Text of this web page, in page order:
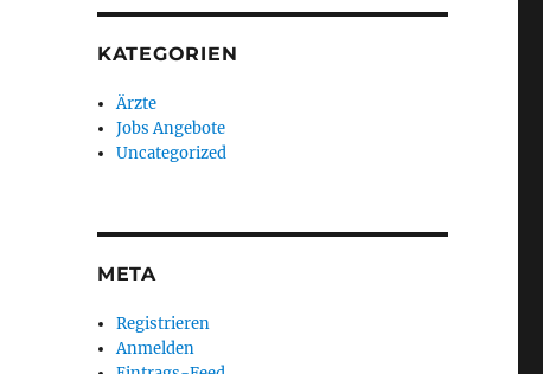
KATEGORIEN
Ärzte
Jobs Angebote
Uncategorized
META
Registrieren
Anmelden